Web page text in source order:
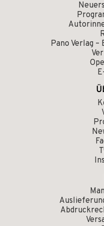
Pano Verlag